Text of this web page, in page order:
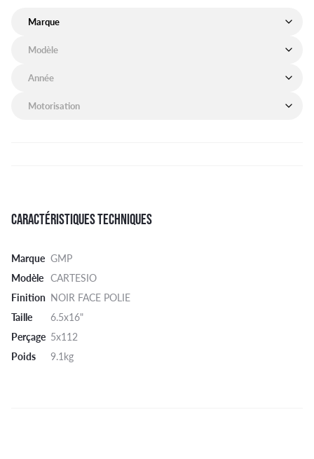
CARACTÉRISTIQUES TECHNIQUES
Marque GMP
Modèle CARTESIO
Finition NOIR FACE POLIE
Taille
6.5x16"
Perçage 5x112
Poids
9.1kg